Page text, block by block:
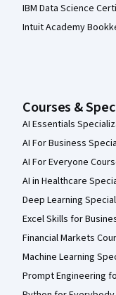
IBM Data Science
Intuit Academy
Courses &
AI Essentials
AI For Business
AI For Everyone
AI in Healthcare
Deep Learning
Excel Skills for
Financial Markets
Machine Learning
Prompt Engineering